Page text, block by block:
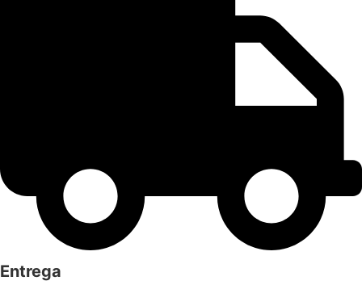
Entrega